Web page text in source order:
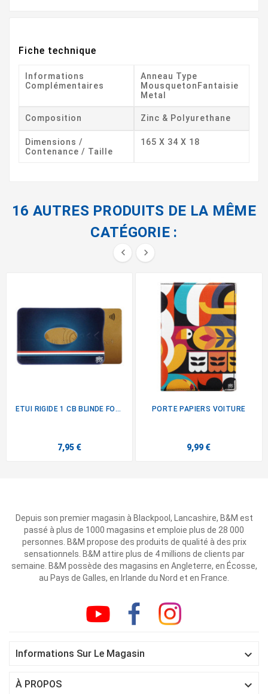
Fiche technique
Informations
Complémentaires
Anneau Type
MousquetonFantaisie
Metal
Composition Zinc & Polyurethane
Dimensions /
Contenance / Taille
165 X 34 X 18
16 AUTRES PRODUITS DE LA MÊME
CATÉGORIE :
 
ETUI RIGIDE 1 CB BLINDE FOOT
7,95 €
PORTE PAPIERS VOITURE
9,99 €
Depuis son premier magasin à Blackpool, Lancashire, B&M est
passé à plus de 1000 magasins et emploie plus de 28 000
personnes. B&M propose des produits de qualité à des prix
sensationnels. B&M attire plus de 4 millions de clients par
semaine. B&M possède des magasins en Angleterre, en Écosse,
au Pays de Galles, en Irlande du Nord et en France.
Informations Sur Le Magasin 
À PROPOS 